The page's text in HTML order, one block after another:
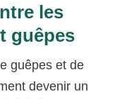
les
guêpes
guêpes et de
devenir un